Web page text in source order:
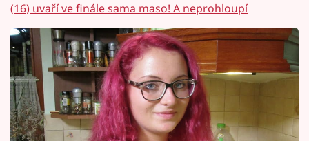
(16) uvaří ve finále sama maso! A neprohloupí